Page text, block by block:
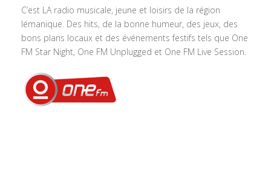
C’est LA radio musicale, jeune et loisirs de la région
lémanique. Des hits, de la bonne humeur, des jeux, des
bons plans locaux et des événements festifs tels que One
FM Star Night, One FM Unplugged et One FM Live Session.